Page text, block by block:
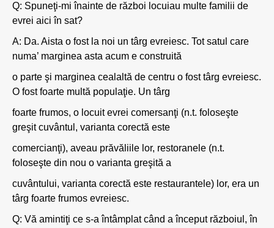
Q: Spuneţi-mi înainte de război locuiau multe familii de
evrei aici în sat?
A: Da. Aista o fost la noi un târg evreiesc. Tot satul care
numa’ marginea asta acum e construită
o parte şi marginea cealaltă de centru o fost târg evreiesc.
O fost foarte multă populaţie. Un târg
foarte frumos, o locuit evrei comersanţi (n.t. foloseşte
greşit cuvântul, varianta corectă este
comercianţi), aveau prăvăliile lor, restoranele (n.t.
foloseşte din nou o varianta greşită a
cuvântului, varianta corectă este restaurantele) lor, era un
târg foarte frumos evreiesc.
Q: Vă amintiţi ce s-a întâmplat când a început războiul, în